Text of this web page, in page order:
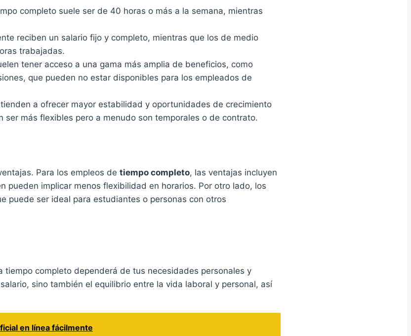
completo suele ser de 40 horas o más a la semana, mientras
reciben un salario fijo y completo, mientras que los de medio
trabajadas.
tener acceso a una gama más amplia de beneficios, como
que pueden no estar disponibles para los empleados de
a ofrecer mayor estabilidad y oportunidades de crecimiento
más flexibles pero a menudo son temporales o de contrato.
Para los empleos de tiempo completo, las ventajas incluyen
pueden implicar menos flexibilidad en horarios. Por otro lado, los
puede ser ideal para estudiantes o personas con otros
completo dependerá de tus necesidades personales y
sino también el equilibrio entre la vida laboral y personal, así
en línea fácilmente